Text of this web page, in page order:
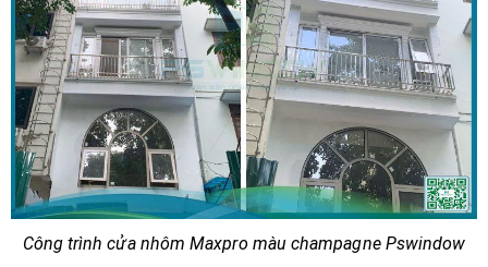
Công trình cửa nhôm Maxpro màu champagne Pswindow